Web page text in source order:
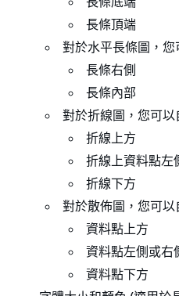
長條頂端
對於水平長條圖，您
長條右側
長條內部
對於折線圖，您可以
折線上方
折線上資料點左
折線下方
對於散佈圖，您可以
資料點上方
資料點左側或右
資料點下方